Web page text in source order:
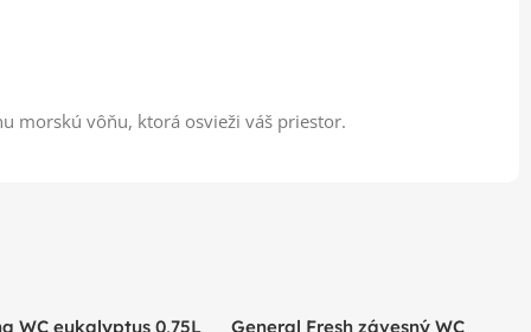
morskú vôňu, ktorá osvieži váš priestor.
WC eukalyptus 0,75L
General Fresh závesný WC